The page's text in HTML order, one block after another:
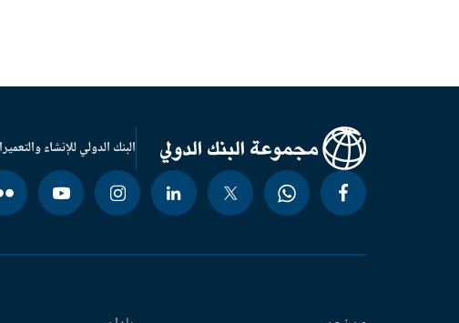
البنك الدولي للإنشاء والتعمير